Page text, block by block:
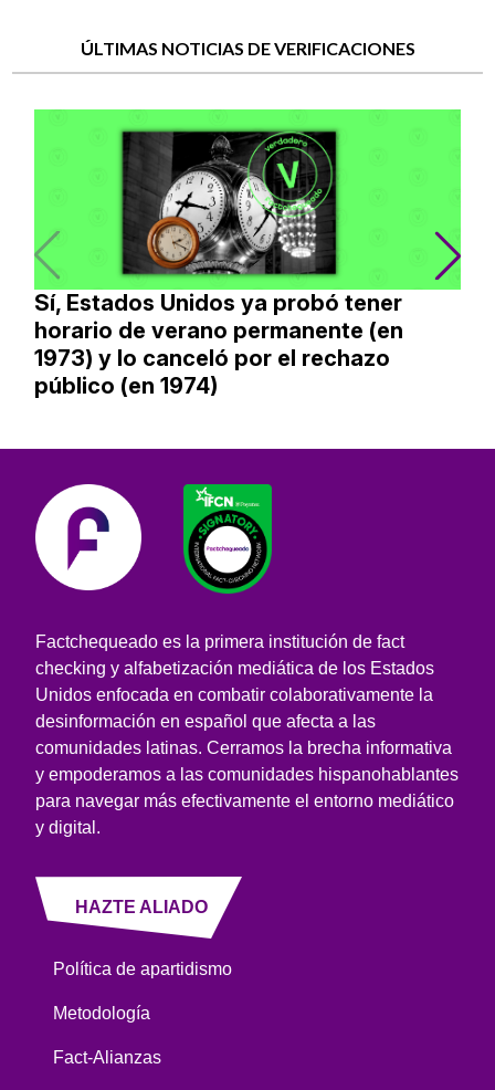
ÚLTIMAS NOTICIAS DE VERIFICACIONES
Sí, Estados Unidos ya probó tener
horario de verano permanente (en
1973) y lo canceló por el rechazo
público (en 1974)
Factchequeado es la primera institución de fact
checking y alfabetización mediática de los Estados
Unidos enfocada en combatir colaborativamente la
desinformación en español que afecta a las
comunidades latinas. Cerramos la brecha informativa
y empoderamos a las comunidades hispanohablantes
para navegar más efectivamente el entorno mediático
y digital.
HAZTE ALIADO
Política de apartidismo
Metodología
Fact-Alianzas